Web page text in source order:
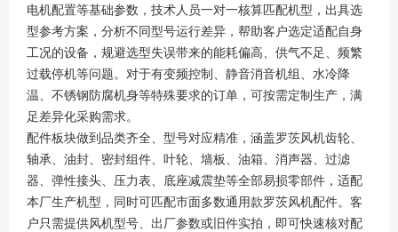
电机配置等基础参数，技术人员一对一核算匹配机型，出具选
型参考方案，分析不同型号运行差异，帮助客户选定适配自身
工况的设备，规避选型失误带来的能耗偏高、供气不足、频繁
过载停机等问题。对于有变频控制、静音消音机组、水冷降
温、不锈钢防腐机身等特殊要求的订单，可按需定制生产，满
足差异化采购需求。
配件板块做到品类齐全、型号对应精准，涵盖罗茨风机齿轮、
轴承、油封、密封组件、叶轮、墙板、油箱、消声器、过滤
器、弹性接头、压力表、底座减震垫等全部易损零部件，适配
本厂生产机型，同时可匹配市面多数通用款罗茨风机配件。客
户只需提供风机型号、出厂参数或旧件实拍，即可快速核对配